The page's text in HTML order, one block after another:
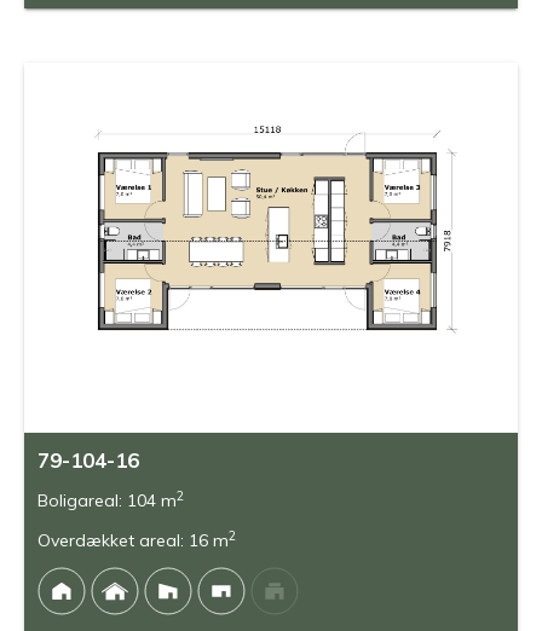
79-104-16
Boligareal: 104 m2
Overdækket areal: 16 m2